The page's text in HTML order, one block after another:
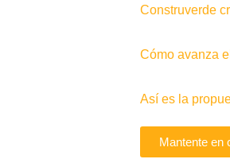
Construverde
Cómo avanza
Así es la
Mantente en